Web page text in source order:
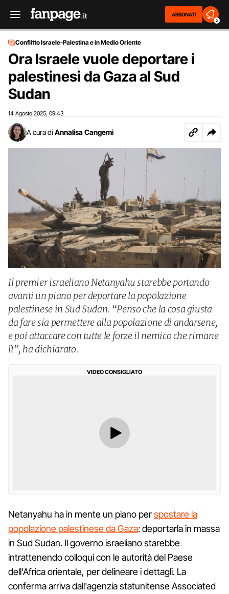
ABBONATI
2
Conflitto Israele-Palestina e in Medio Oriente
Ora Israele vuole deportare i
palestinesi da Gaza al Sud
Sudan
14 Agosto 2025 09:43
A cura di Annalisa Cangemi
Il premier israeliano Netanyahu starebbe portando
avanti un piano per deportare la popolazione
palestinese in Sud Sudan. “Penso che la cosa giusta
da fare sia permettere alla popolazione di andarsene,
e poi attaccare con tutte le forze il nemico che rimane
lì”, ha dichiarato.
VIDEO CONSIGLIATO
Netanyahu ha in mente un piano perspostare la
popolazione palestinese da Gaza: deportarla in massa
in Sud Sudan. Il governo israeliano starebbe
intrattenendo colloqui con le autorità del Paese
dell'Africa orientale, per delineare i dettagli. La
conferma arriva dall'agenzia statunitense Associated